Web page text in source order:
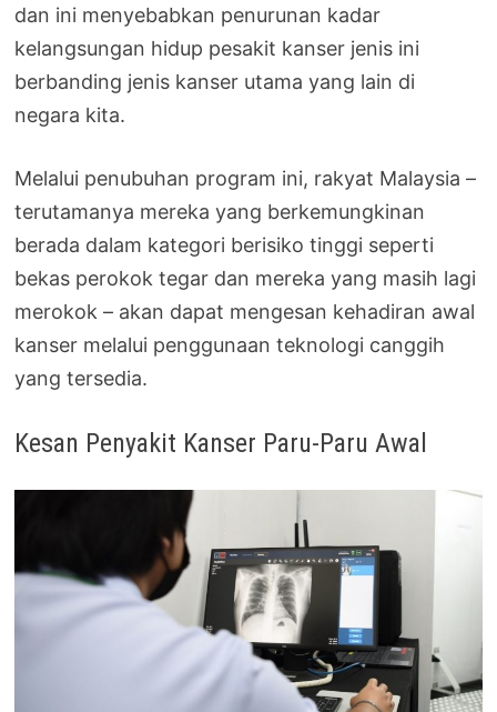
dan ini menyebabkan penurunan kadar
kelangsungan hidup pesakit kanser jenis ini
berbanding jenis kanser utama yang lain di
negara kita.
Melalui penubuhan program ini, rakyat Malaysia –
terutamanya mereka yang berkemungkinan
berada dalam kategori berisiko tinggi seperti
bekas perokok tegar dan mereka yang masih lagi
merokok – akan dapat mengesan kehadiran awal
kanser melalui penggunaan teknologi canggih
yang tersedia.
Kesan Penyakit Kanser Paru-Paru Awal